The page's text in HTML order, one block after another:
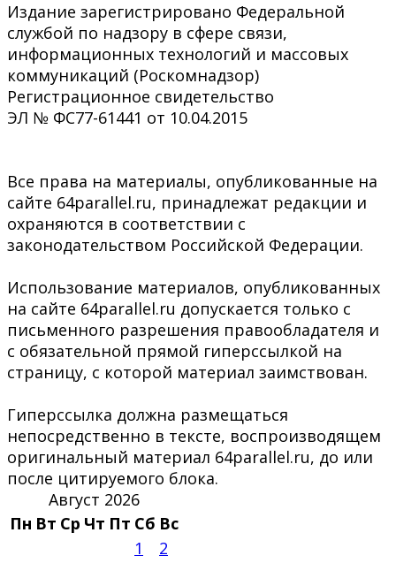
Издание зарегистрировано Федеральной
службой по надзору в сфере связи,
информационных технологий и массовых
коммуникаций (Роскомнадзор)
Регистрационное свидетельство
ЭЛ № ФС77-61441 от 10.04.2015
Все права на материалы, опубликованные на
сайте 64parallel.ru, принадлежат редакции и
охраняются в соответствии с
законодательством Российской Федерации.
Использование материалов, опубликованных
на сайте 64parallel.ru допускается только с
письменного разрешения правообладателя и
с обязательной прямой гиперссылкой на
страницу, с которой материал заимствован.
Гиперссылка должна размещаться
непосредственно в тексте, воспроизводящем
оригинальный материал 64parallel.ru, до или
после цитируемого блока.
Август 2026
Пн Вт Ср Чт Пт Сб Вс
1
2